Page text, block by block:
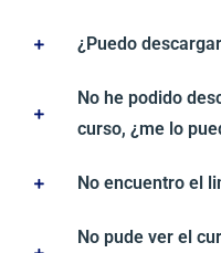
¿Puedo
No he podido
curso, ¿me lo
No encuentro el
No pude ver el